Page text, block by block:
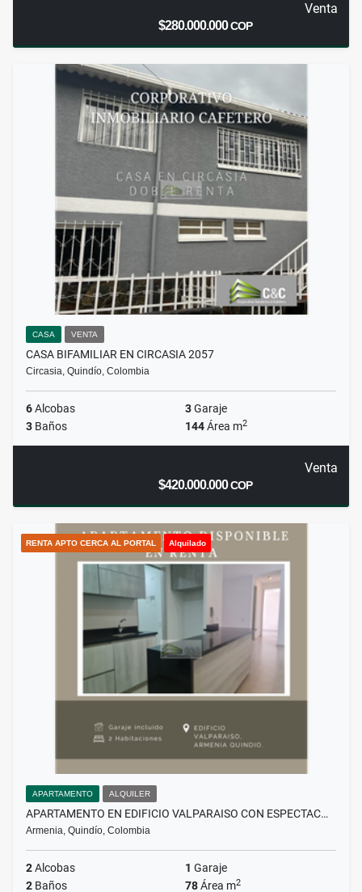
Venta
$280.000.000COP
CASA VENTA
CASA BIFAMILIAR EN CIRCASIA 2057
Circasia, Quindío, Colombia
6Alcobas 3Garaje
3 Baños 144Área m2
Venta
$420.000.000COP
RENTA APTO CERCA AL PORTAL Alquilado
APARTAMENTO ALQUILER
APARTAMENTO EN EDIFICIO VALPARAISO CON ESPECTAC…
Armenia, Quindío, Colombia
2Alcobas 1 Garaje
2 Baños 78Área m2